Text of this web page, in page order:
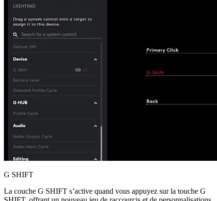
G SHIFT
La couche G SHIFT s’active quand vous appuyez sur la touche G